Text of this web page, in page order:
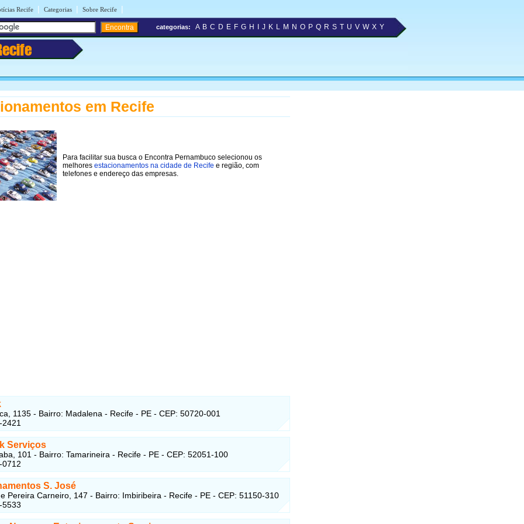
Recife | Categorias | Sobre Recife |
categorias: A B C D E F G H J K L M N O P Q R S T U V W X Y
em Recife
Para facilitar sua busca o Encontra Pernambuco selecionou os
melhores estacionamentos na cidade de Recife e região, com
telefones e endereço das empresas.
1135 - Bairro: Madalena - Recife - PE - CEP: 50720-001
Serviços
101 - Bairro: Tamarineira - Recife - PE - CEP: 52051-100
0712
S. José
Pereira Carneiro, 147 - Bairro: Imbiribeira - Recife - PE - CEP: 51150-310
5533